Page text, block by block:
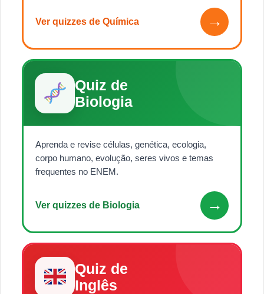
Ver quizzes de Química →
Quiz de
Biologia
Aprenda e revise células, genética, ecologia,
corpo humano, evolução, seres vivos e temas
frequentes no ENEM.
Ver quizzes de Biologia →
Quiz de
Inglês